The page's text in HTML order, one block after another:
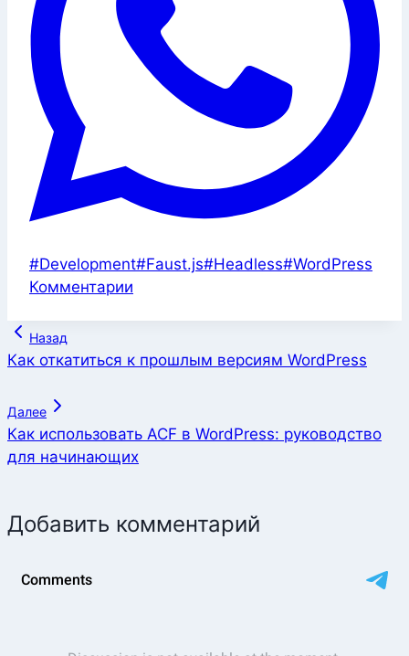
Метки
записи:
#Development#Faust.js#Headless#WordPress
Комментарии
Навигация
по
Назад
Как откатиться к прошлым версиям WordPress
Далее
Как использовать ACF в WordPress: руководство
для начинающих
Добавить комментарий